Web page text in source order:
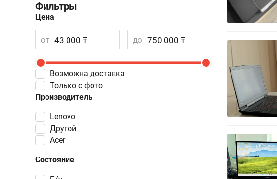
Фильтры
Цена
от до
Возможна доставка
Производитель
Lenovo
Другой
Acer
Состояние
Только с фото